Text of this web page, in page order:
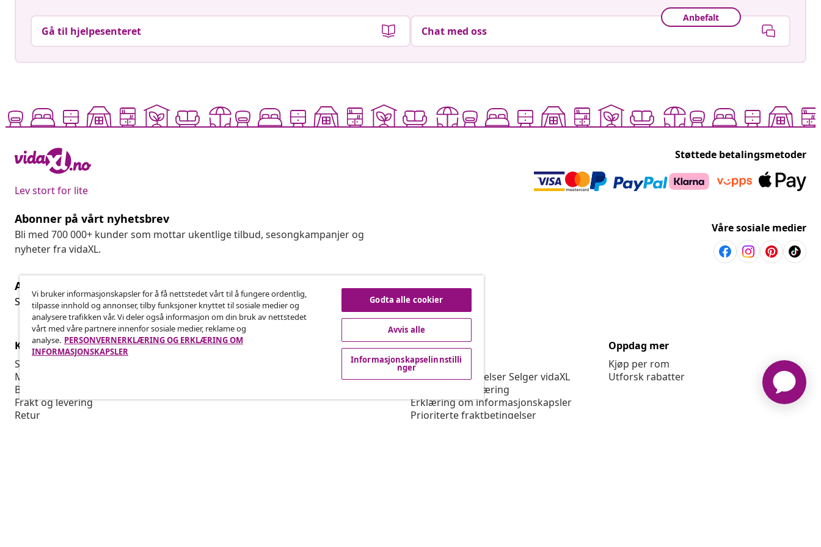
Gå til hjelpesenteret
Anbefalt
Chat med oss
Lev stort for lite
Støttede betalingsmetoder
Abonner på vårt nyhetsbrev
Bli med 700 000+ kunder som mottar ukentlige tilbud, sesongkampanjer og
nyheter fra vidaXL.
Våre sosiale medier
Angre på kontrakten
Send inn en angrerett for bestillingen din.
Angre på kontrakten
Kundeservice
Spor bestillingen din
Min konto
Betaling
Frakt og levering
Retur
Bedrift
vidaXL
Om vidaXL
Vilkår og betingelser Selger vidaXL
Personvernerklæring
Erklæring om informasjonskapsler
Prioriterte fraktbetingelser
Oppdag mer
Kjøp per rom
Utforsk rabatter
Vi bruker informasjonskapsler for å få nettstedet vårt til å fungere ordentlig,
tilpasse innhold og annonser, tilby funksjoner knyttet til sosiale medier og
analysere trafikken vår. Vi deler også informasjon om din bruk av nettstedet
vårt med våre partnere innenfor sosiale medier, reklame og
analyse. PERSONVERNERKLÆRING OG ERKLÆRING OM
INFORMASJONSKAPSLER
Godta alle cookier
Avvis alle
Informasjonskapselinnstilli
nger